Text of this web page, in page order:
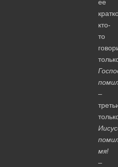
ее
кто-
то
–
мя!
–